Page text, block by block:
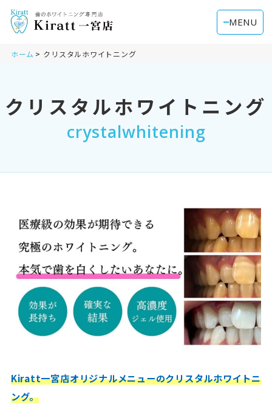
MENU
ホーム クリスタルホワイトニング
クリスタルホワイトニング
crystalwhitening
Kiratt一宮店オリジナルメニューのクリスタルホワイトニ
ング。